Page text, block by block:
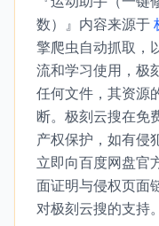
数）』内容来源于
擎爬虫自动抓取，
流和学习使用，极
任何文件，其资源
断。极刻云搜在免
产权保护，如有侵
立即向百度网盘官
面证明与侵权页面
对极刻云搜的支持。